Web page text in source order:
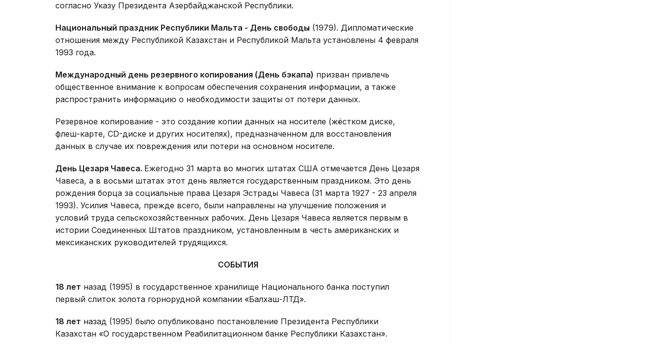
согласно Указу Президента Азербайджанской Республики.
Национальный праздник Республики Мальта - День свободы (1979). Дипломатические
отношения между Республикой Казахстан и Республикой Мальта установлены 4 февраля
1993 года.
Международный день резервного копирования (День бэкапа) призван привлечь
общественное внимание к вопросам обеспечения сохранения информации, а также
распространить информацию о необходимости защиты от потери данных.
Резервное копирование - это создание копии данных на носителе (жёстком диске,
флеш-карте, CD-диске и других носителях), предназначенном для восстановления
данных в случае их повреждения или потери на основном носителе.
День Цезаря Чавеса. Ежегодно 31 марта во многих штатах США отмечается День Цезаря
Чавеса, а в восьми штатах этот день является государственным праздником. Это день
рождения борца за социальные права Цезаря Эстрады Чавеса (31 марта 1927 - 23 апреля
1993). Усилия Чавеса, прежде всего, были направлены на улучшение положения и
условий труда сельскохозяйственных рабочих. День Цезаря Чавеса является первым в
истории Соединенных Штатов праздником, установленным в честь американских и
мексиканских руководителей трудящихся.
СОБЫТИЯ
18 лет назад (1995) в государственное хранилище Национального банка поступил
первый слиток золота горнорудной компании «Балхаш-ЛТД».
18 лет назад (1995) было опубликовано постановление Президента Республики
Казахстан «О государственном Реабилитационном банке Республики Казахстан».